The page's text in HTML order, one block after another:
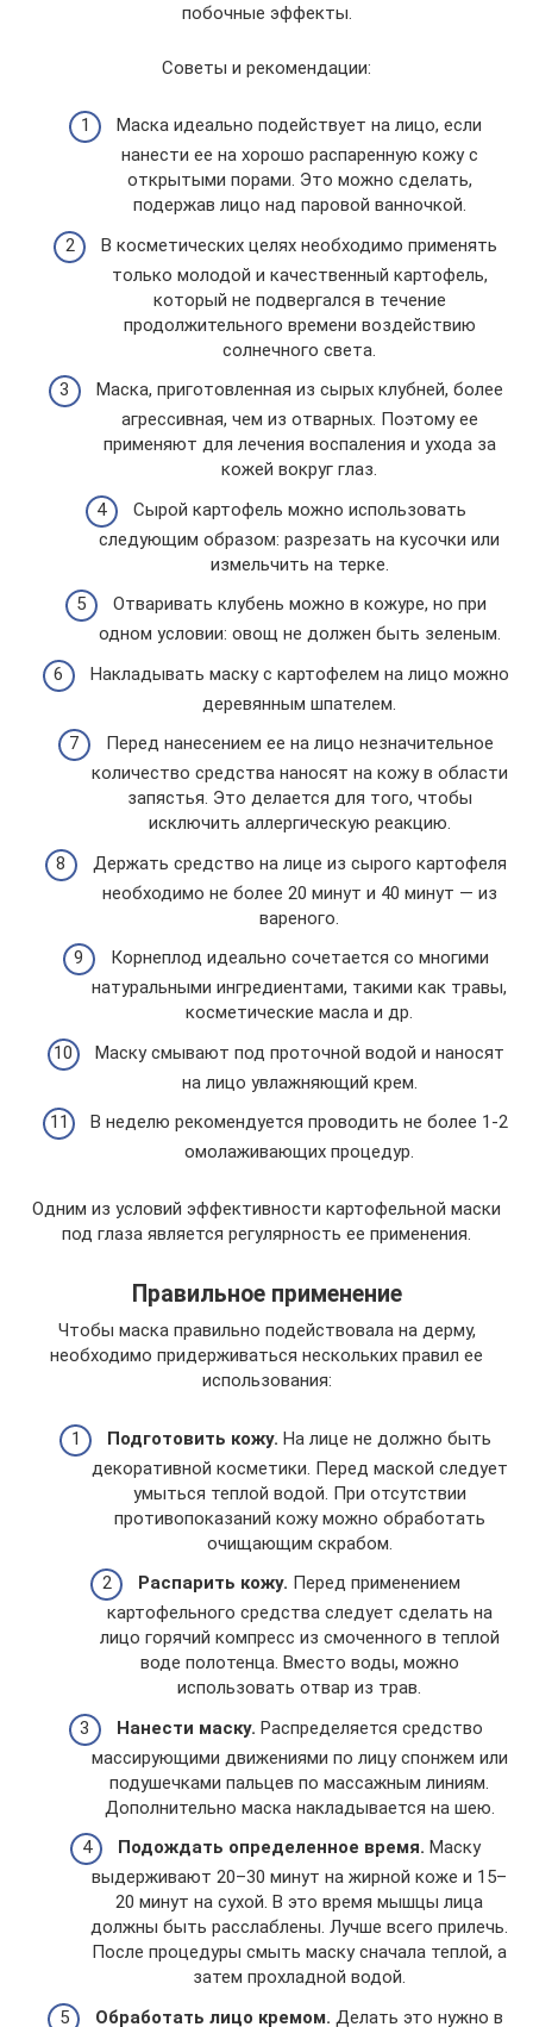
побочные эффекты.
Советы и рекомендации:
Маска идеально подействует на лицо, если
нанести ее на хорошо распаренную кожу с
открытыми порами. Это можно сделать,
подержав лицо над паровой ванночкой.
В косметических целях необходимо применять
только молодой и качественный картофель,
который не подвергался в течение
продолжительного времени воздействию
солнечного света.
Маска, приготовленная из сырых клубней, более
агрессивная, чем из отварных. Поэтому ее
применяют для лечения воспаления и ухода за
кожей вокруг глаз.
Сырой картофель можно использовать
следующим образом: разрезать на кусочки или
измельчить на терке.
Отваривать клубень можно в кожуре, но при
одном условии: овощ не должен быть зеленым.
Накладывать маску с картофелем на лицо можно
деревянным шпателем.
Перед нанесением ее на лицо незначительное
количество средства наносят на кожу в области
запястья. Это делается для того, чтобы
исключить аллергическую реакцию.
Держать средство на лице из сырого картофеля
необходимо не более 20 минут и 40 минут — из
вареного.
Корнеплод идеально сочетается со многими
натуральными ингредиентами, такими как травы,
косметические масла и др.
Маску смывают под проточной водой и наносят
на лицо увлажняющий крем.
В неделю рекомендуется проводить не более 1-2
омолаживающих процедур.
Одним из условий эффективности картофельной маски
под глаза является регулярность ее применения.
Правильное применение
Чтобы маска правильно подействовала на дерму,
необходимо придерживаться нескольких правил ее
использования:
Подготовить кожу. На лице не должно быть
декоративной косметики. Перед маской следует
умыться теплой водой. При отсутствии
противопоказаний кожу можно обработать
очищающим скрабом.
Распарить кожу. Перед применением
картофельного средства следует сделать на
лицо горячий компресс из смоченного в теплой
воде полотенца. Вместо воды, можно
использовать отвар из трав.
Нанести маску. Распределяется средство
массирующими движениями по лицу спонжем или
подушечками пальцев по массажным линиям.
Дополнительно маска накладывается на шею.
Подождать определенное время. Маску
выдерживают 20–30 минут на жирной коже и 15–
20 минут на сухой. В это время мышцы лица
должны быть расслаблены. Лучше всего прилечь.
После процедуры смыть маску сначала теплой, а
затем прохладной водой.
Обработать лицо кремом. Делать это нужно в